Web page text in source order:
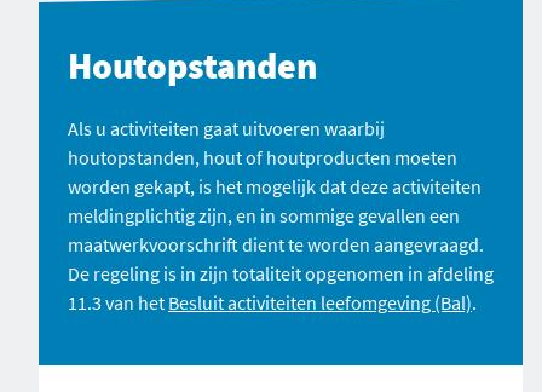
Houtopstanden
Als u activiteiten gaat uitvoeren waarbij
houtopstanden, hout of houtproducten moeten
worden gekapt, is het mogelijk dat deze activiteiten
meldingplichtig zijn, en in sommige gevallen een
maatwerkvoorschrift dient te worden aangevraagd.
De regeling is in zijn totaliteit opgenomen in afdeling
11.3 van het Besluit activiteiten leefomgeving (Bal).